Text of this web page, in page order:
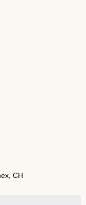
CH